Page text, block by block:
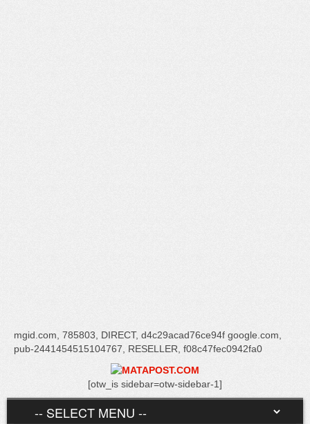
mgid.com, 785803, DIRECT, d4c29acad76ce94f google.com,
pub-2441454515104767, RESELLER, f08c47fec0942fa0
[otw_is sidebar=otw-sidebar-1]